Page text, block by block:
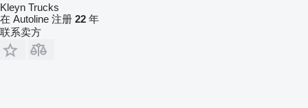
Kleyn Trucks
在 Autoline 注册 22 年
联系卖方